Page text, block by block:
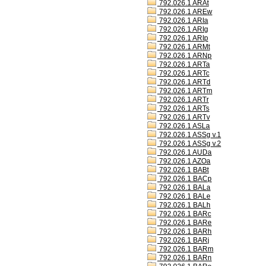
792.026.1 ARAt
792.026.1 AREw
792.026.1 ARIa
792.026.1 ARIg
792.026.1 ARIp
792.026.1 ARMt
792.026.1 ARNp
792.026.1 ARTa
792.026.1 ARTc
792.026.1 ARTd
792.026.1 ARTm
792.026.1 ARTr
792.026.1 ARTs
792.026.1 ARTv
792.026.1 ASLa
792.026.1 ASSg v.1
792.026.1 ASSg v.2
792.026.1 AUDa
792.026.1 AZOa
792.026.1 BABt
792.026.1 BACp
792.026.1 BALa
792.026.1 BALe
792.026.1 BALh
792.026.1 BARc
792.026.1 BARe
792.026.1 BARh
792.026.1 BARj
792.026.1 BARm
792.026.1 BARn